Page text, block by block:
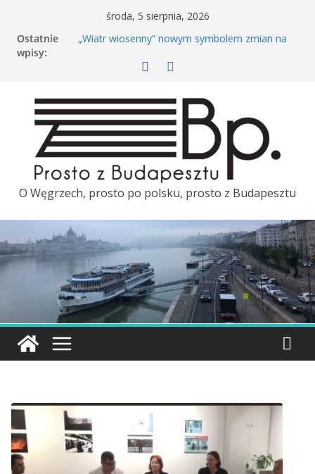
środa, 5 sierpnia, 2026
Ostatnie
wpisy:
„Wiatr wiosenny” nowym symbolem zmian na
Rowerem po Budapeszcie. Kiedy wróci Bubi?
porównał polską i węgierską kolej
Tuż przed wizytą Pétera Magyara w Polsce
ambasador Węgier zostaje odwołany
Majówka w Budapeszcie. TOP 3
O Węgrzech, prosto po polsku, prosto z Budapesztu